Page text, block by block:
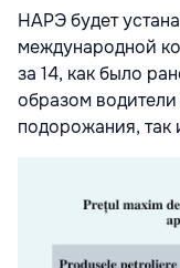
НАРЭ будет
международной
за 14, как было
образом
подорожания, так